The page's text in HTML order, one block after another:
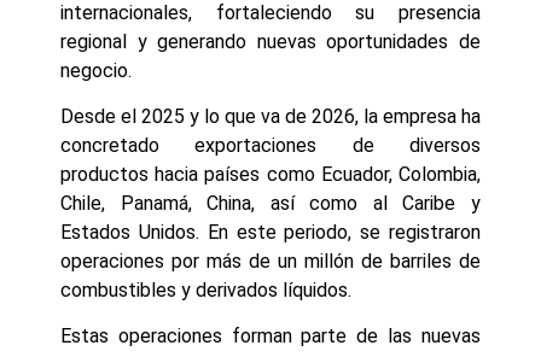
internacionales, fortaleciendo su presencia
regional y generando nuevas oportunidades de
negocio.
Desde el 2025 y lo que va de 2026, la empresa ha
concretado exportaciones de diversos
productos hacia países como Ecuador, Colombia,
Chile, Panamá, China, así como al Caribe y
Estados Unidos. En este periodo, se registraron
operaciones por más de un millón de barriles de
combustibles y derivados líquidos.
Estas operaciones forman parte de las nuevas